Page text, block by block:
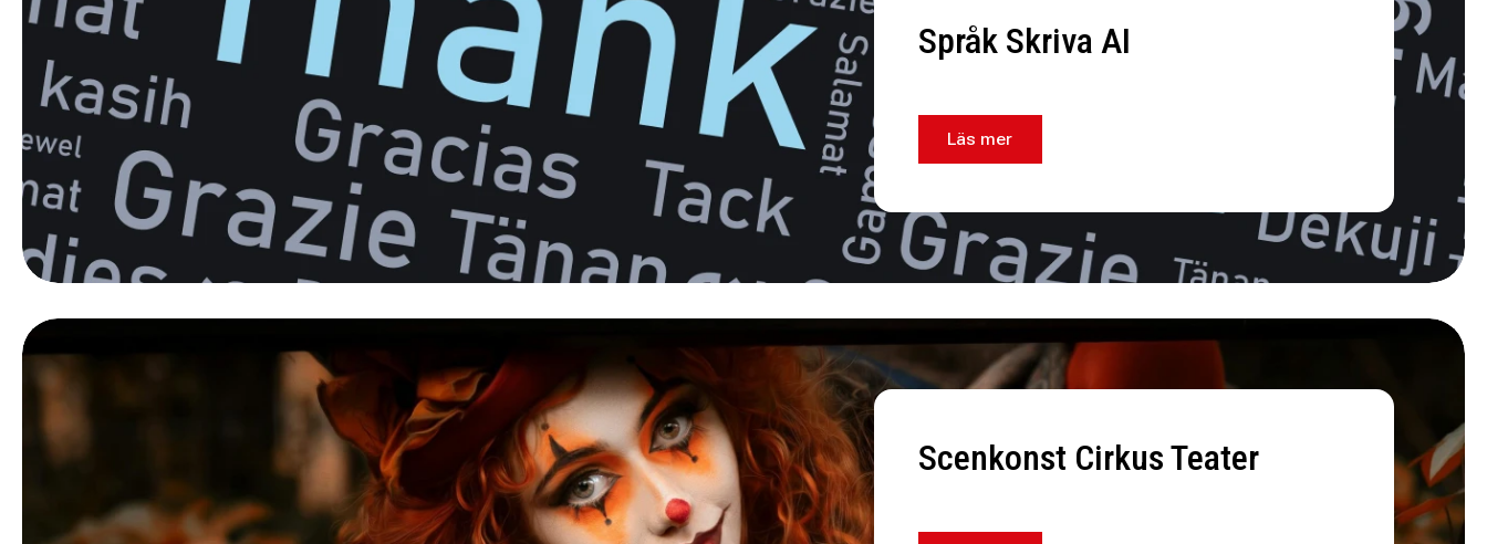
Språk Skriva AI
Läs mer
Scenkonst Cirkus Teater